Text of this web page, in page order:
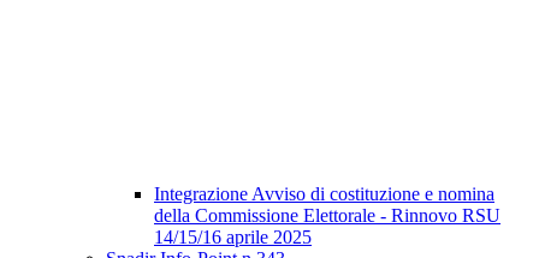
Integrazione Avviso di costituzione e nomina
della Commissione Elettorale - Rinnovo RSU
14/15/16 aprile 2025